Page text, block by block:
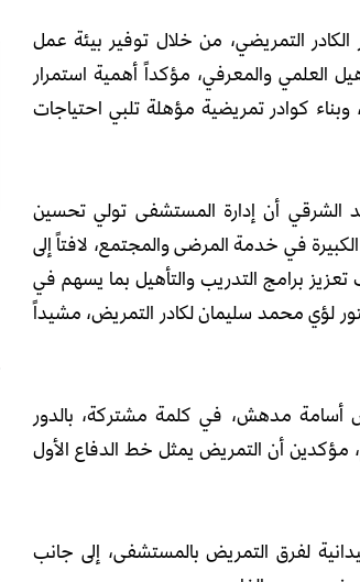
التمريضي، من خلال توفير بيئة عمل
العلمي والمعرفي، مؤكداً أهمية استمرار
وبناء كوادر تمريضية مؤهلة تلبي احتياجات
الشرقي أن إدارة المستشفى تولي تحسين
في خدمة المرضى والمجتمع، لافتاً إلى
تعزيز برامج التدريب والتأهيل بما يسهم في
لؤي محمد سليمان لكادر التمريض، مشيداً
أسامة مدهش، في كلمة مشتركة، بالدور
أن التمريض يمثل خط الدفاع الأول
لفرق التمريض بالمستشفى، إلى جانب